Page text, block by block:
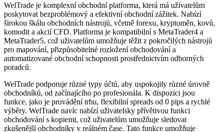
WelTrade je komplexní obchodní platforma, která má uživatelům
poskytovat bezproblémový a efektivní obchodní zážitek. Nabízí
širokou škálu obchodních nástrojů, včetně forexu, kryptoměn, kovů,
komodit a akcií CFD. Platforma je kompatibilní s MetaTrader4 a
MetaTrader5, což uživatelům umožňuje těžit z pokročilých nástrojů
pro mapování, přizpůsobitelné rozložení obchodování a
automatizované obchodní schopnosti prostřednictvím odborných
poradců.
WelTrade podporuje různé typy účtů, aby uspokojily různé úrovně
obchodníků, od začínajícího po profesionála. K dispozici jsou
funkce, jako je provádění trhu, flexibilní spreads od 0 pips a rychlé
výběry. WelTrade navíc nabízí uživatelsky přívětivou funkci
obchodování s kopiemi, což uživatelům umožňuje sledovat
zkušenější obchodníky v reálném čase. Tato funkce umožňuje